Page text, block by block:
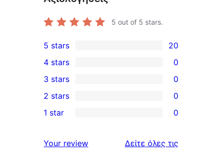
5 out of 5 stars.
20
5-
star
reviews
5 stars 20
4-
star
reviews
4 stars 0
0
3-
star
3 stars 0
2-
reviews
2 stars 0
star
1 star 0
Your review Δείτε όλες τις